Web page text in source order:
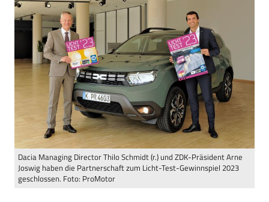
Dacia Managing Director Thilo Schmidt (r.) und ZDK-Präsident Arne
Joswig haben die Partnerschaft zum Licht-Test-Gewinnspiel 2023
geschlossen. Foto: ProMotor